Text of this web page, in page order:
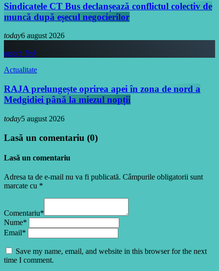
Sindicatele CT Bus declanșează conflictul colectiv de
muncă după eșecul negocierilor
today6 august 2026
insert_link
Actualitate
RAJA prelungește oprirea apei în zona de nord a
Medgidiei până la miezul nopții
today5 august 2026
Lasă un comentariu (0)
Lasă un comentariu
Adresa ta de e-mail nu va fi publicată. Câmpurile obligatorii sunt
marcate cu *
Comentariu*
Nume*
Email*
Save my name, email, and website in this browser for the next
time I comment.